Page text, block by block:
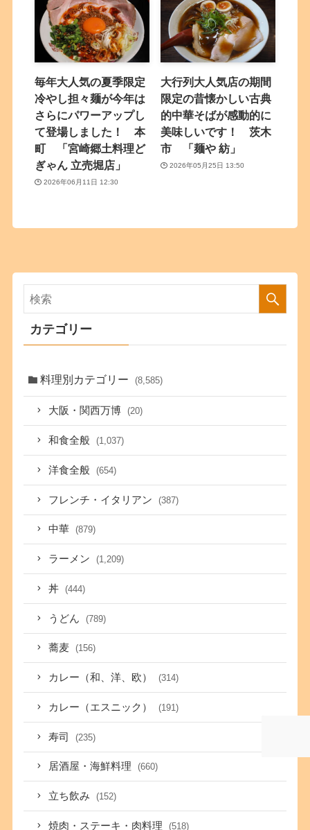
毎年大人気の夏季限定
冷やし担々麺が今年は
さらにパワーアップし
て登場しました！ 本
町 「宮崎郷土料理ど
ぎゃん 立売堀店」
2026年06月11日 12:30
大行列大人気店の期間
限定の昔懐かしい古典
的中華そばが感動的に
美味しいです！ 茨木
市 「麺や 紡」
2026年05月25日 13:50
カテゴリー
料理別カテゴリー (8,585)
大阪・関西万博 (20)
和食全般 (1,037)
洋食全般 (654)
フレンチ・イタリアン (387)
中華 (879)
ラーメン (1,209)
丼 (444)
うどん (789)
蕎麦 (156)
カレー（和、洋、欧） (314)
カレー（エスニック） (191)
寿司 (235)
居酒屋・海鮮料理 (660)
立ち飲み (152)
焼肉・ステーキ・肉料理 (518)